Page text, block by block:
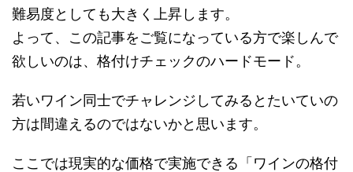
難易度としても大きく上昇します。
よって、この記事をご覧になっている方で楽しんで
欲しいのは、格付けチェックのハードモード。
若いワイン同士でチャレンジしてみるとたいていの
方は間違えるのではないかと思います。
ここでは現実的な価格で実施できる「ワインの格付